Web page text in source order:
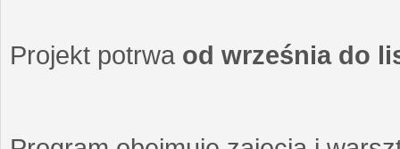
Projekt potrwa od września do